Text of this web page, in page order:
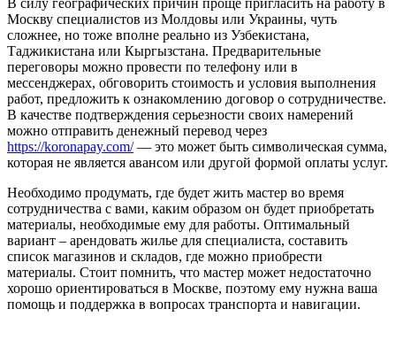
Москву специалистов из Молдовы или Украины, чуть
сложнее, но тоже вполне реально из Узбекистана,
Таджикистана или Кыргызстана. Предварительные
переговоры можно провести по телефону или в
мессенджерах, обговорить стоимость и условия выполнения
работ, предложить к ознакомлению договор о сотрудничестве.
В качестве подтверждения серьезности своих намерений
можно отправить денежный перевод через
https://koronapay.com/— это может быть символическая сумма,
которая не является авансом или другой формой оплаты услуг.
Необходимо продумать, где будет жить мастер во время
сотрудничества с вами, каким образом он будет приобретать
материалы, необходимые ему для работы. Оптимальный
вариант – арендовать жилье для специалиста, составить
список магазинов и складов, где можно приобрести
материалы. Стоит помнить, что мастер может недостаточно
хорошо ориентироваться в Москве, поэтому ему нужна ваша
помощь и поддержка в вопросах транспорта и навигации.